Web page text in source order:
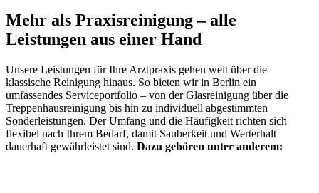
Mehr als Praxisreinigung– alle
Leistungen aus einer Hand
Unsere Leistungen für Ihre Arztpraxis gehen weit über die
klassische Reinigung hinaus. So bieten wir in Berlin ein
umfassendes Serviceportfolio – von der Glasreinigung über die
Treppenhausreinigung bis hin zu individuell abgestimmten
Sonderleistungen. Der Umfang und die Häufigkeit richten sich
flexibel nach Ihrem Bedarf, damit Sauberkeit und Werterhalt
dauerhaft gewährleistet sind. Dazu gehören unter anderem: